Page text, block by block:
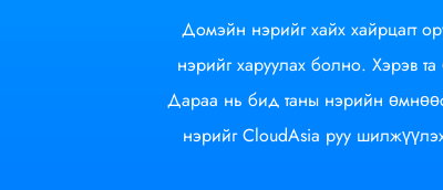
Домэйн нэрийг хайх хайрцагт
нэрийг харуулах болно. Хэрэв
Дараа нь бид таны нэрийн
нэрийг CloudAsia руу